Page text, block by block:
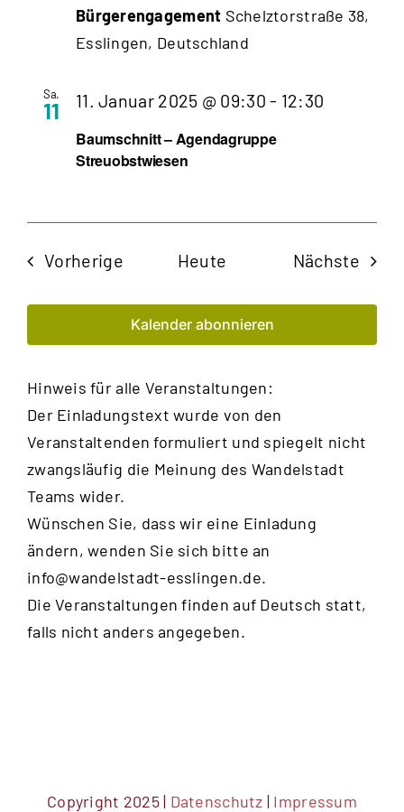
vorab
Bürgerengagement Schelztorstraße 38,
Esslingen, Deutschland
Sa.
11
Baumschnitt – Agendagruppe
Streuobstwiesen
11. Januar 2025 @ 09:30 - 12:30
VorherigeVeranstaltungen
Heute Nächste
Kalender abonnieren
Hinweis für alle Veranstaltungen:
Der Einladungstext wurde von den
Veranstaltenden formuliert und spiegelt nicht
zwangsläufig die Meinung des Wandelstadt
Teams wider.
Wünschen Sie, dass wir eine Einladung
ändern, wenden Sie sich bitte an
info@wandelstadt-esslingen.de.
Die Veranstaltungen finden auf Deutsch statt,
falls nicht anders angegeben.
Copyright 2025 | Datenschutz | Impressum